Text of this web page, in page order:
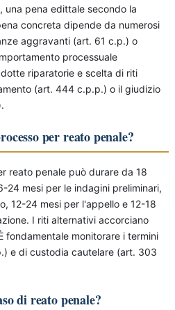
una pena edittale secondo la
concreta dipende da numerosi
aggravanti (art. 61 c.p.) o
processuale
riparatorie e scelta di riti
(art. 444 c.p.p.) o il giudizio
per reato penale?
reato penale può durare da 18
24 mesi per le indagini preliminari,
12-24 mesi per l'appello e 12-18
I riti alternativi accorciano
fondamentale monitorare i termini
e di custodia cautelare (art. 303
di reato penale?